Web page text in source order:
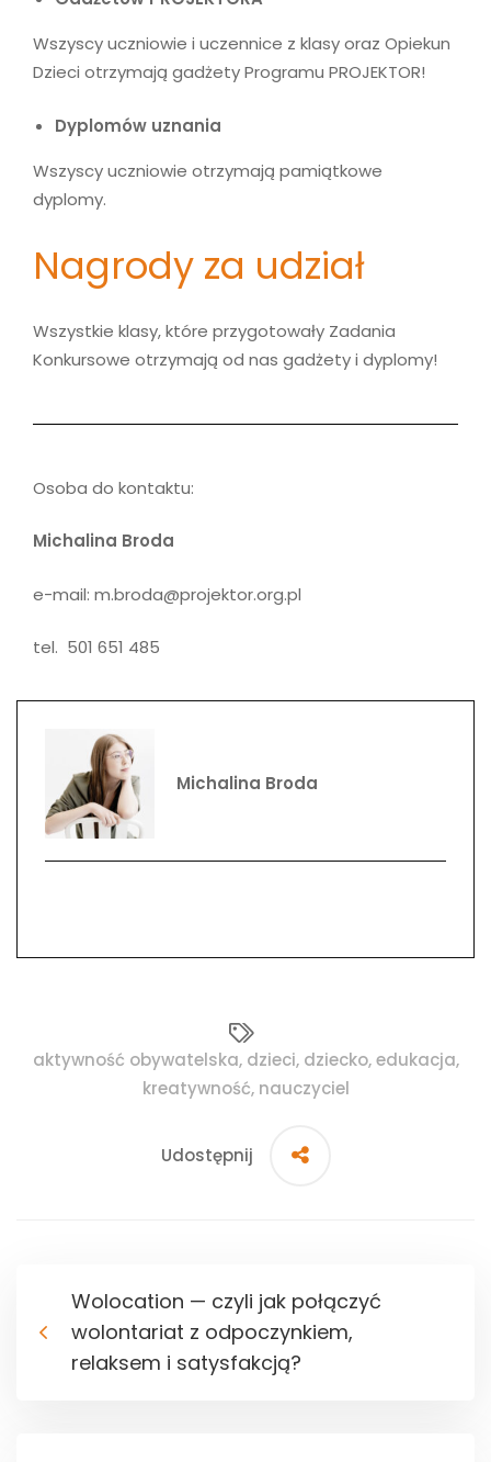
Wszyscy uczniowie i uczennice z klasy oraz Opiekun
Dzieci otrzymają gadżety Programu PROJEKTOR!
Dyplomów uznania
Wszyscy uczniowie otrzymają pamiątkowe
dyplomy.
Nagrody za udział
Wszystkie klasy, które przygotowały Zadania
Konkursowe otrzymają od nas gadżety i dyplomy!
Osoba do kontaktu:
Michalina Broda
e-mail: m.broda@projektor.org.pl
tel. 501 651 485
Michalina Broda
aktywność obywatelska, dzieci, dziecko,edukacja,
kreatywność, nauczyciel
Udostępnij
Wolocation — czyli jak połączyć
wolontariat z odpoczynkiem,
relaksem i satysfakcją?